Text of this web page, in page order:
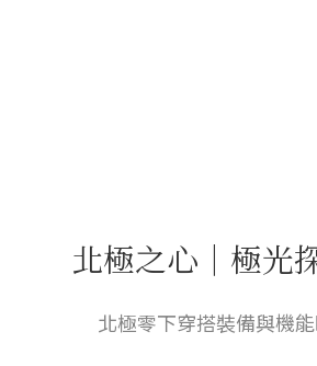
北極之心｜極光
北極零下穿搭裝備與機